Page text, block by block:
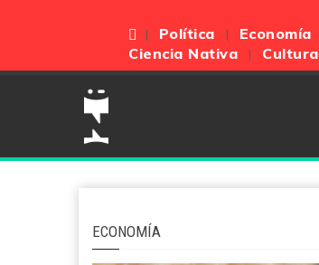
Política Economía
Ciencia Nativa
Cultura
ECONOMÍA